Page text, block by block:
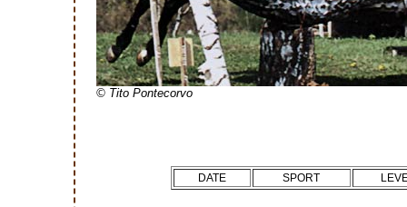
© Tito Pontecorvo
DATE SPORT